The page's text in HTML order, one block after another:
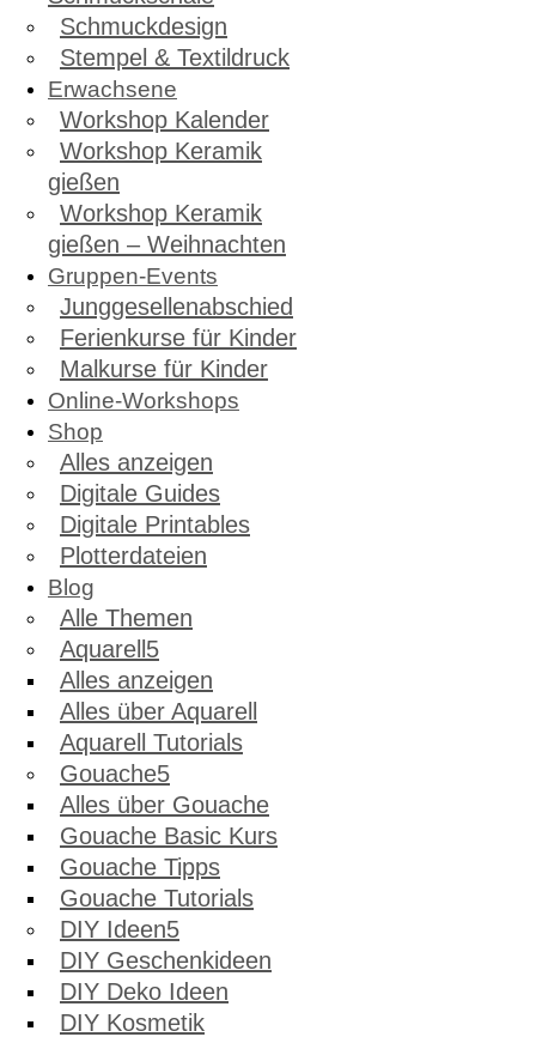
Schmuckdesign
Stempel & Textildruck
Erwachsene
Workshop Kalender
Workshop Keramik
gießen
Workshop Keramik
gießen – Weihnachten
Gruppen-Events
Junggesellenabschied
Ferienkurse für Kinder
Malkurse für Kinder
Online-Workshops
Shop
Alles anzeigen
Digitale Guides
Digitale Printables
Plotterdateien
Blog
Alle Themen
Aquarell
Alles anzeigen
Alles über Aquarell
Aquarell Tutorials
Gouache
Alles über Gouache
Gouache Basic Kurs
Gouache Tipps
Gouache Tutorials
DIY Ideen
DIY Geschenkideen
DIY Deko Ideen
DIY Kosmetik